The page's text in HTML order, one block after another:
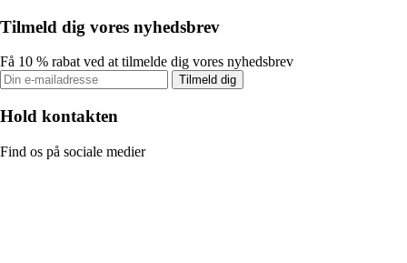
Tilmeld dig vores nyhedsbrev
Få 10 % rabat ved at tilmelde dig vores nyhedsbrev
Tilmeld dig
Hold kontakten
Find os på sociale medier